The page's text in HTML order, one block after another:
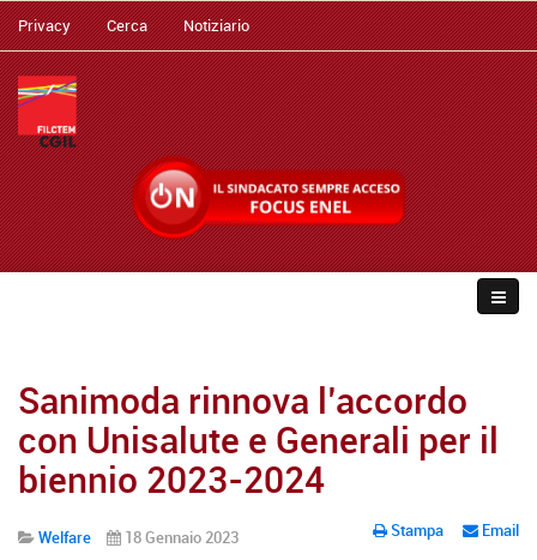
Privacy Cerca Notiziario
Sanimoda rinnova l’accordo
con Unisalute e Generali per il
biennio 2023-2024
Stampa Email
Welfare 18 Gennaio 2023